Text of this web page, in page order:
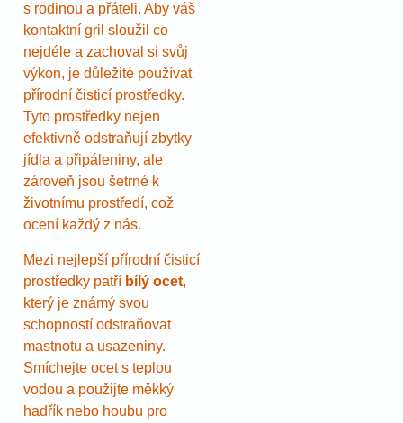
s rodinou a přáteli. Aby váš
kontaktní gril sloužil co
nejdéle a zachoval si svůj
výkon, je důležité používat
přírodní čisticí prostředky.
Tyto prostředky nejen
efektivně odstraňují zbytky
jídla a připáleniny, ale
zároveň jsou šetrné k
životnímu prostředí, což
ocení každý z nás.
Mezi nejlepší přírodní čisticí
prostředky patří bílý ocet,
který je známý svou
schopností odstraňovat
mastnotu a usazeniny.
Smíchejte ocet s teplou
vodou a použijte měkký
hadřík nebo houbu pro